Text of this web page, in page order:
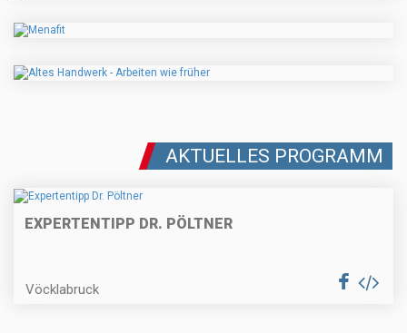
AKTUELLES PROGRAMM
EXPERTENTIPP DR. PÖLTNER
Vöcklabruck